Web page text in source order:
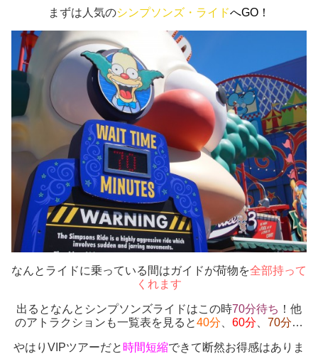
まずは人気のシンプソンズ・ライドへGO！
なんとライドに乗っている間はガイドが荷物を全部持って
くれます
出るとなんとシンプソンズライドはこの時70分待ち ！他
のアトラクションも一覧表を見ると40分 60分 70分…
やはりVIPツアーだと 時間短縮できて断然お得感はありま